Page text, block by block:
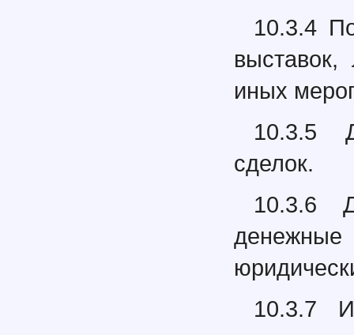
10.3.4
выставок,
иных
10.3.5
сделок.
10.3.6
10.3.7